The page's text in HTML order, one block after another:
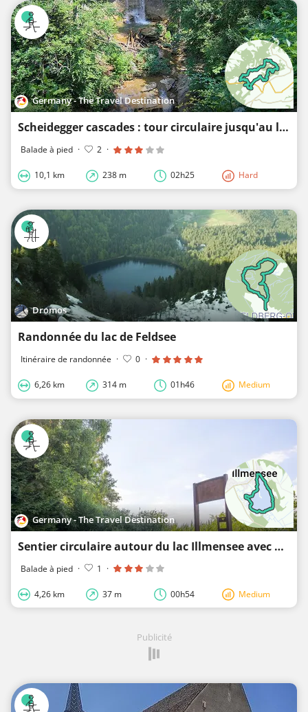
Germany - The Travel Destination
Scheidegger cascades : tour circulaire jusqu'au lac de la forêt - chemin de l'eau de l'Oberallgäu 2
Balade à pied · 2 ·
10,1 km 238 m 02h25 Hard
Dromos
Randonnée du lac de Feldsee
Itinéraire de randonnée · 0 ·
6,26 km 314 m 01h46 Medium
Germany - The Travel Destination
Sentier circulaire autour du lac Illmensee avec un sentier pédagogique sur la nature
Balade à pied · 1 ·
4,26 km 37 m 00h54 Medium
Publicité